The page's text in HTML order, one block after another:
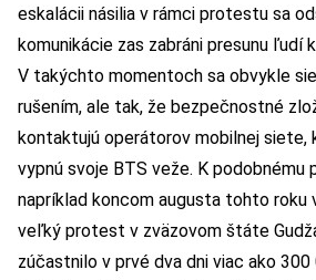
eskalácii násilia v rámci protestu sa
komunikácie zas zabráni presunu ľudí
V takýchto momentoch sa obvykle
rušením, ale tak, že bezpečnostné
kontaktujú operátorov mobilnej siete,
vypnú svoje BTS veže. K podobnému
napríklad koncom augusta tohto roku
veľký protest v zväzovom štáte
zúčastnilo v prvé dva dni viac ako